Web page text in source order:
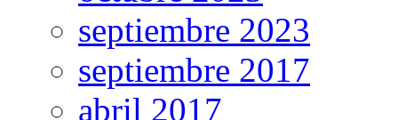
septiembre 2023
septiembre 2017
abril 2017